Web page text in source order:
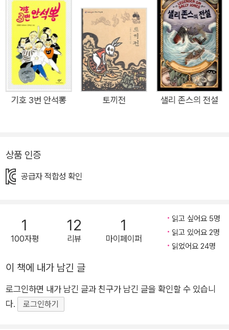
지 않은 의문투성이. 단짝이란 무엇일까? 우정이란 무엇일까? 꿈
이란, 씩씩함이란, 운명이란, 나다움이란? 하나는 자신의 눈앞에
던져진 사소하지만 중요한 질문들에 하나다운 답을 내려 나가는
데… 더없이 솔직하고 담담하게 마주하는 우정과 관계의 진실 초
등학교 고학년에 접어든 아이의 일상에서 친구 관계는 커다란 비
중을 차지한다. 더없이 복잡하고 다양한 이유로 누군가와 가까워
지기도 멀어지기도 하는 상황은 ‘단체 생활’이라는 체제와 만나
말>은 더없이 솔직하고 담담한 시선으로 초등학생 사이의 우정
과 관계를 바라보고 이야기하는 책이다. 캐릭터들은 그럴싸하게
하다고 해서 그 양상이 언제나 아름답기만 한 것은 아니지 않냐
고, 그것을 정말 몰랐느냐고 어른들에게 되묻고는, 거칠고 서툰
면을 인정하고 받아들이며 서로를 지키려 애쓴다. “너는 자세가
틀렸어. 좋아하는 인형을 뽑는 게 아니야. 뽑기 좋은 위치에 있는
도 그런 사이였을까?”라고 생각할 때, 싫은 소리를 할 줄 몰라서
유리에게 질질 끌려다니는 줄 알았던 승주가 “유리와 함께 놀면
기호 3번 안석뽕 토끼전 샐리 존스의 전설
상품 인증
공급자 적합성 확인
1
100자평
12
리뷰
1
마이페이퍼
읽고 싶어요 5명
읽고 있어요 2명
읽었어요 24명
이 책에 내가 남긴 글
로그인하면 내가 남긴 글과 친구가 남긴 글을 확인할 수 있습니
다.
로그인하기